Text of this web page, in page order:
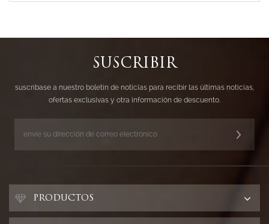
SUSCRIBIR
suscríbase a nuestro boletín de noticias para recibir las últimas noticias,
ofertas exclusivas y otra información de descuento.
PRODUCTOS